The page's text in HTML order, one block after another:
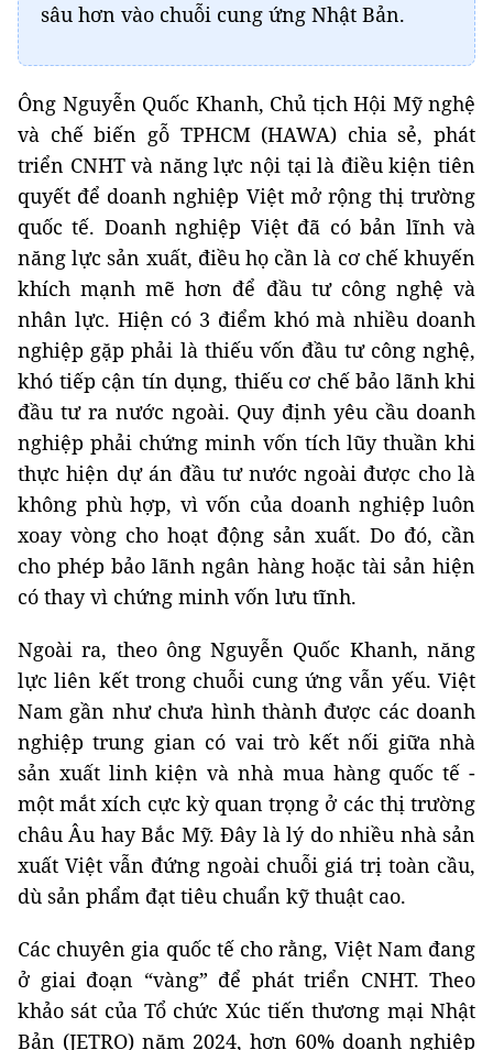
sâu hơn vào chuỗi cung ứng Nhật Bản.
Ông Nguyễn Quốc Khanh, Chủ tịch Hội Mỹ nghệ
và chế biến gỗ TPHCM (HAWA) chia sẻ, phát
triển CNHT và năng lực nội tại là điều kiện tiên
quyết để doanh nghiệp Việt mở rộng thị trường
quốc tế. Doanh nghiệp Việt đã có bản lĩnh và
năng lực sản xuất, điều họ cần là cơ chế khuyến
khích mạnh mẽ hơn để đầu tư công nghệ và
nhân lực. Hiện có 3 điểm khó mà nhiều doanh
nghiệp gặp phải là thiếu vốn đầu tư công nghệ,
khó tiếp cận tín dụng, thiếu cơ chế bảo lãnh khi
đầu tư ra nước ngoài. Quy định yêu cầu doanh
nghiệp phải chứng minh vốn tích lũy thuần khi
thực hiện dự án đầu tư nước ngoài được cho là
không phù hợp, vì vốn của doanh nghiệp luôn
xoay vòng cho hoạt động sản xuất. Do đó, cần
cho phép bảo lãnh ngân hàng hoặc tài sản hiện
có thay vì chứng minh vốn lưu tĩnh.
Ngoài ra, theo ông Nguyễn Quốc Khanh, năng
lực liên kết trong chuỗi cung ứng vẫn yếu. Việt
Nam gần như chưa hình thành được các doanh
nghiệp trung gian có vai trò kết nối giữa nhà
sản xuất linh kiện và nhà mua hàng quốc tế -
một mắt xích cực kỳ quan trọng ở các thị trường
châu Âu hay Bắc Mỹ. Đây là lý do nhiều nhà sản
xuất Việt vẫn đứng ngoài chuỗi giá trị toàn cầu,
dù sản phẩm đạt tiêu chuẩn kỹ thuật cao.
Các chuyên gia quốc tế cho rằng, Việt Nam đang
ở giai đoạn “vàng” để phát triển CNHT. Theo
khảo sát của Tổ chức Xúc tiến thương mại Nhật
Bản (JETRO) năm 2024, hơn 60% doanh nghiệp